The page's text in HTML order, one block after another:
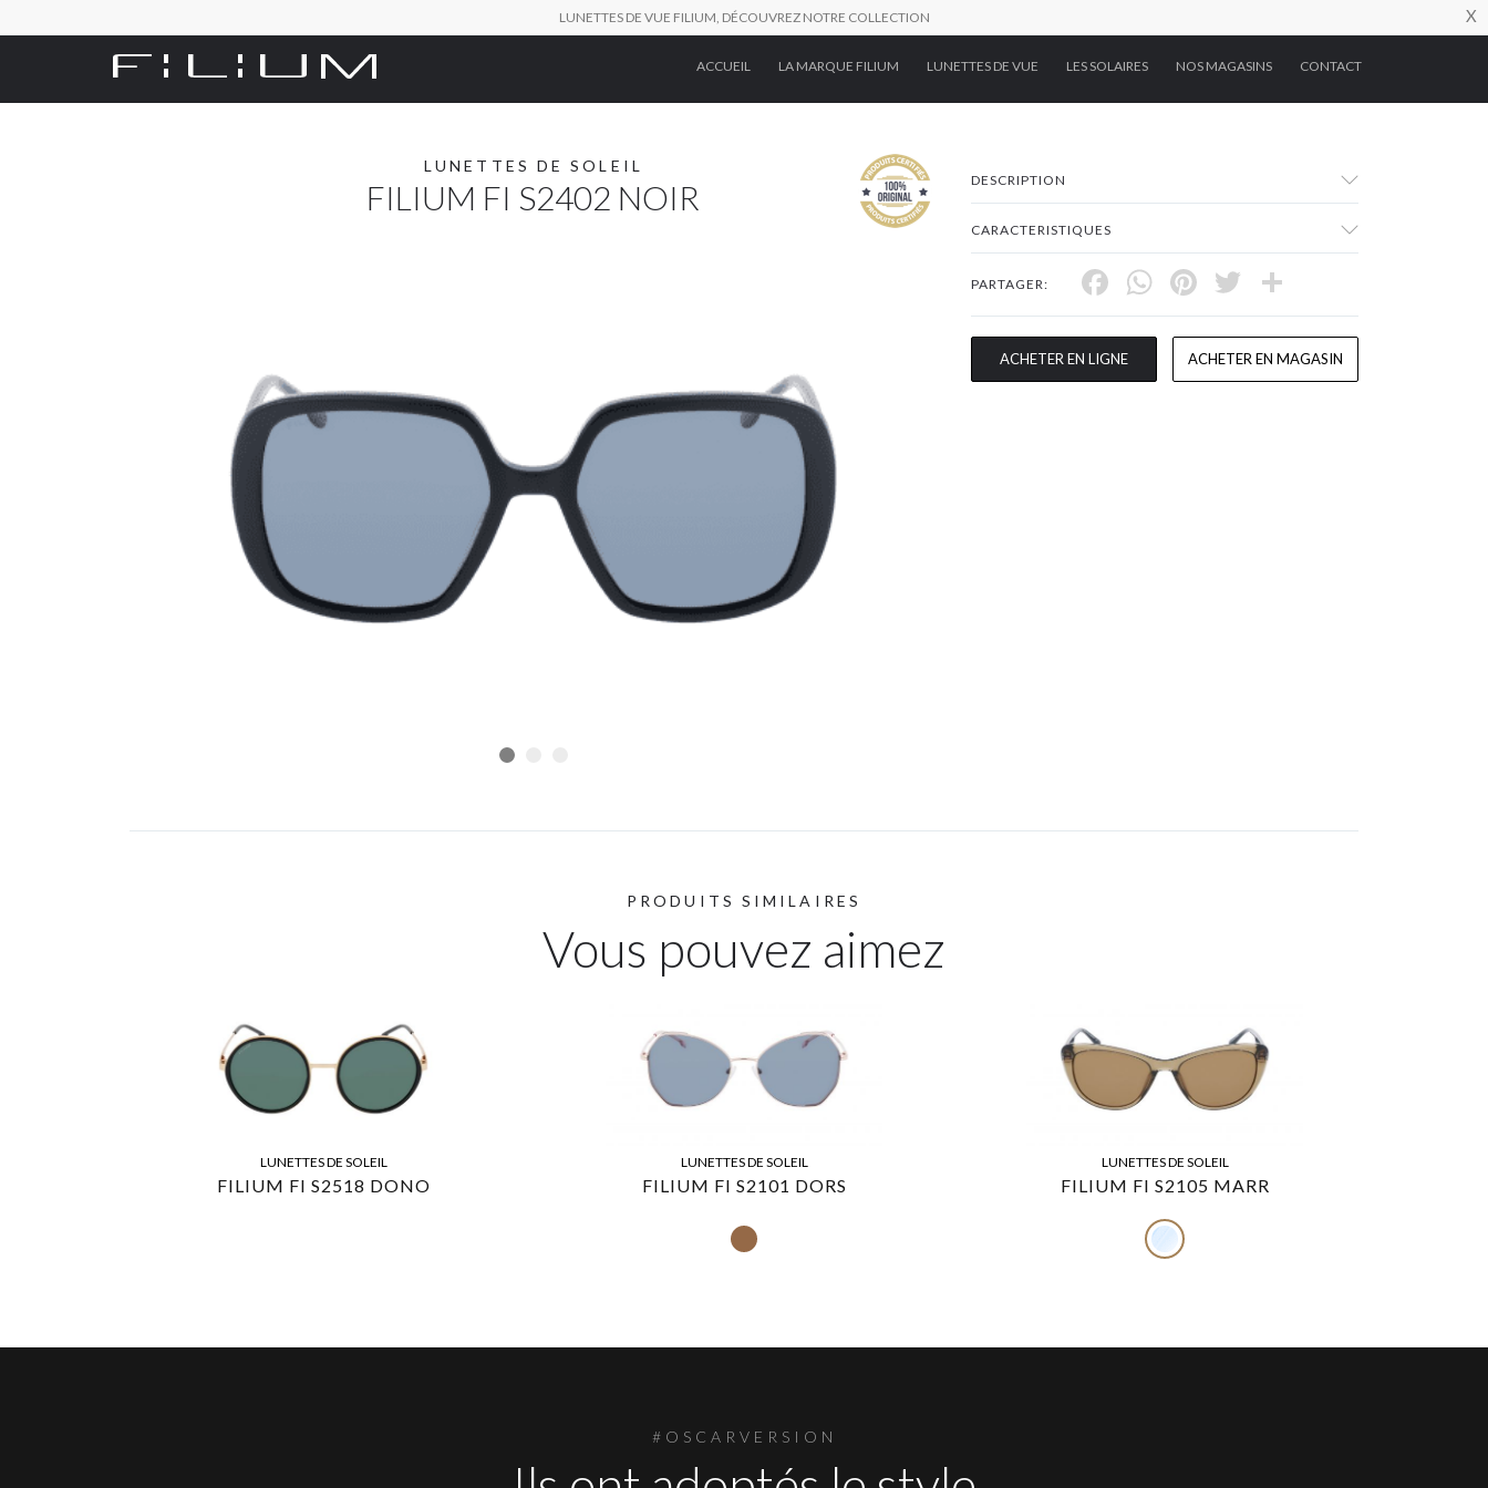
LUNETTES DE VUE FILIUM, DÉCOUVREZ NOTRE COLLECTION X
ACCUEIL LA MARQUE FILIUM LUNETTES DE VUE LES SOLAIRES NOS MAGASINS CONTACT
LUNETTES DE SOLEIL
FILIUM FI S2402 NOIR DESCRIPTION
CARACTERISTIQUES
PARTAGER: Facebook
WhatsApp
Pinterest
Twitter
ACHETER EN LIGNE ACHETER EN MAGASIN
PRODUITS SIMILAIRES
Vous pouvez aimez
LUNETTES DE SOLEIL
FILIUM FI S2518 DONO
LUNETTES DE SOLEIL
FILIUM FI S2101 DORS
LUNETTES DE SOLEIL
FILIUM FI S2105 MARR
#OSCARVERSION